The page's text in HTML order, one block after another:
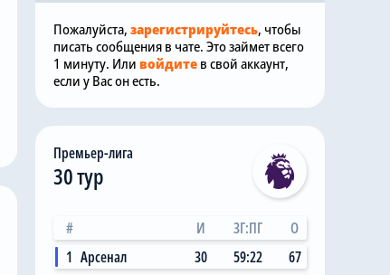
Пожалуйста, зарегистрируйтесь, чтобы
писать сообщения в чате. Это займет всего
1 минуту. Или войдите в свой аккаунт,
если у Вас он есть.
Премьер-лига
30 тур
# И ЗГ:ПГ
О
1 Арсенал 30 59:22
67